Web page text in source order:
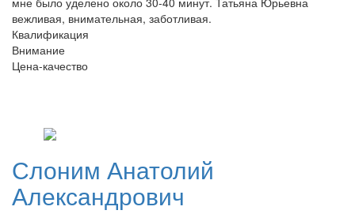
вежливая, внимательная, заботливая.
Квалификация
Внимание
Цена-качество
Слоним Анатолий
Александрович